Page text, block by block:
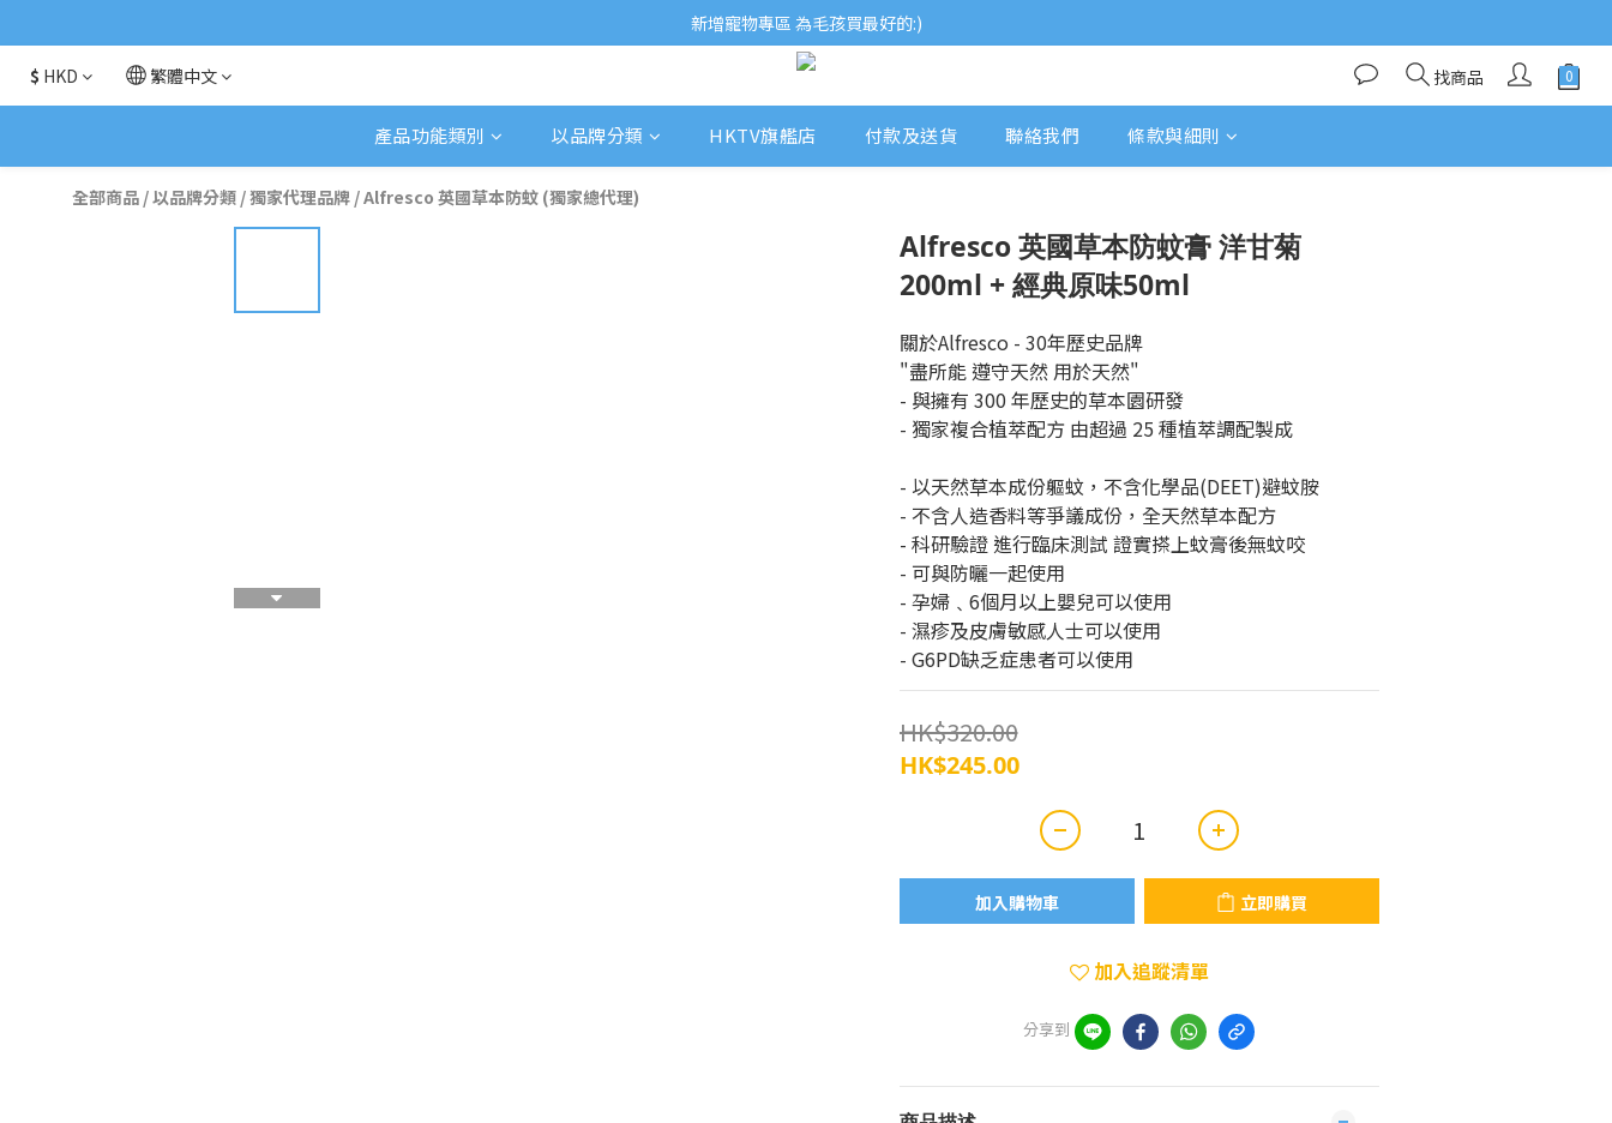
歡迎瀏覽ECCB個人護理專家 嚴選優質品牌
新增寵物專區 為毛孩買最好的:)
歡迎瀏覽ECCB個人護理專家 嚴選優質品牌
$ HKD 繁體中文 找商品
產品功能類別 以品牌分類 HKTV旗艦店 付款及送貨 聯絡我們 條款與細則
全部商品 /以品牌分類 /獨家代理品牌 /Alfresco 英國草本防蚊 (獨家總代理)
Alfresco 英國草本防蚊膏 洋甘菊
200ml + 經典原味50ml
關於Alfresco - 30年歷史品牌
"盡所能 遵守天然 用於天然"
- 與擁有 300 年歷史的草本園研發
- 獨家複合植萃配方 由超過 25 種植萃調配製成
- 以天然草本成份軀蚊，不含化學品(DEET)避蚊胺
- 不含人造香料等爭議成份，全天然草本配方
- 科研驗證 進行臨床測試 證實搽上蚊膏後無蚊咬
- 可與防曬一起使用
- 孕婦﹑6個月以上嬰兒可以使用
- 濕疹及皮膚敏感人士可以使用
- G6PD缺乏症患者可以使用
HK$320.00
HK$245.00
加入購物車 立即購買
加入追蹤清單
分享到